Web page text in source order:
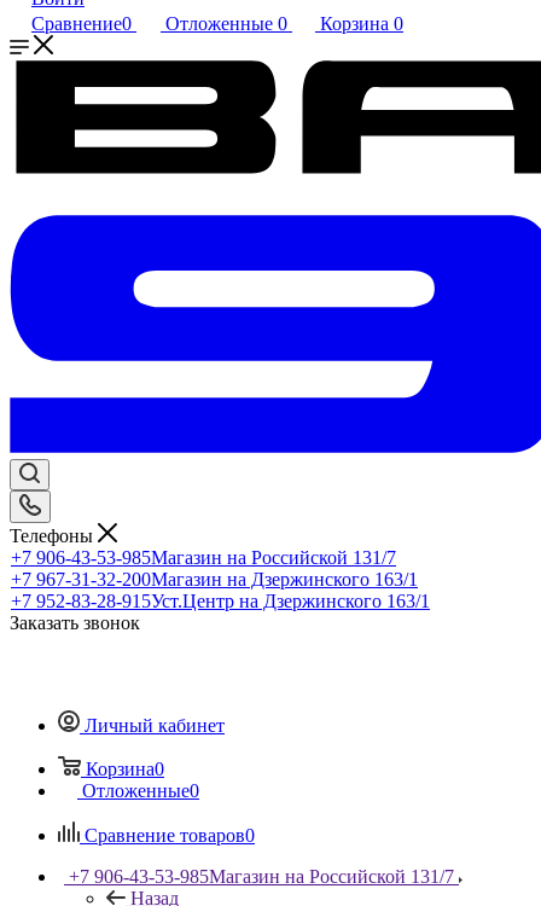
Сравнение0 Отложенные 0 Корзина 0
Телефоны
+7 906-43-53-985Магазин на Российской 131/7
+7 967-31-32-200Магазин на Дзержинского 163/1
+7 952-83-28-915Уст.Центр на Дзержинского 163/1
Заказать звонок
Личный кабинет
Корзина0
Отложенные0
Сравнение товаров0
+7 906-43-53-985Магазин на Российской 131/7
Назад